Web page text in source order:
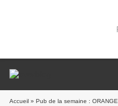
Accueil » Pub de la semaine : ORANGE prouve